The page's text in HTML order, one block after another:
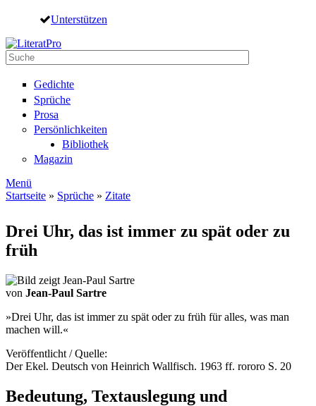
Direkt zum Inhalt
Unterstützen
Suche
Gedichte
Sprüche
Prosa
Persönlichkeiten
Bibliothek
Magazin
Menü
Startseite » Sprüche » Zitate
Drei Uhr, das ist immer zu spät oder zu
früh
von Jean-Paul Sartre
»Drei Uhr, das ist immer zu spät oder zu früh für alles, was man
machen will.«
Veröffentlicht / Quelle:
Der Ekel. Deutsch von Heinrich Wallfisch. 1963 ff. rororo S. 20
Bedeutung, Textauslegung und